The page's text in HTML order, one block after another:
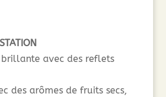
avec des reflets
des arômes de fruits secs,